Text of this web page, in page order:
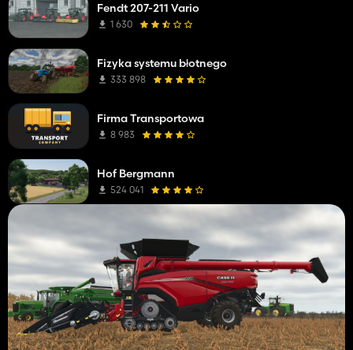
Fendt 207-211 Vario
1 630
Fizyka systemu błotnego
333 898
Firma Transportowa
8 983
Hof Bergmann
524 041